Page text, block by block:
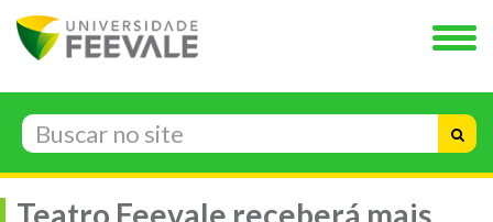
Teatro Feevale receberá mais